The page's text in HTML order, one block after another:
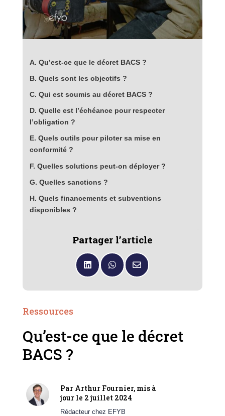
A. Qu’est-ce que le décret BACS ?
B. Quels sont les objectifs ?
C. Qui est soumis au décret BACS ?
D. Quelle est l’échéance pour respecter
l’obligation ?
E. Quels outils pour piloter sa mise en
conformité ?
F. Quelles solutions peut-on déployer ?
G. Quelles sanctions ?
H. Quels financements et subventions
disponibles ?
Partager l’article
  
Ressources
Qu’est-ce que le décret
BACS ?
Par Arthur Fournier, mis à
jour le 2 juillet 2024
Rédacteur chez EFYB